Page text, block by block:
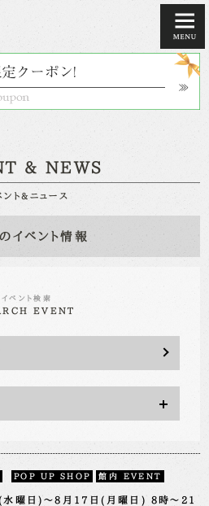
& NEWS
ント&ニュース
イベント情報
イベント検索
EVENT
POP UP SHOP 館内 EVENT
曜日)～8月17日(月曜日) 8時～21